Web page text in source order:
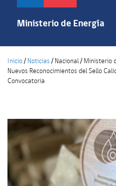
Pasar
contenido
Ministerio de Energía
Inicio/ Noticias / Nacional/ Ministerio
Nuevos Reconocimientos del Sello
Convocatoria